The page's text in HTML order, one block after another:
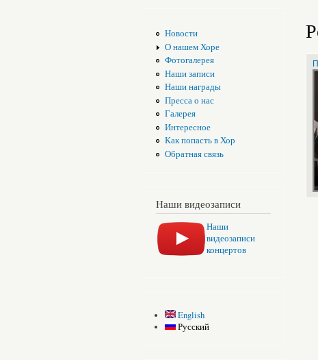
Новости
О нашем Хоре
Фотогалерея
Наши записи
Наши награды
Пресса о нас
Галерея
Интересное
Как попасть в Хор
Обратная связь
Наши видеозаписи
Наши
видеозаписи
концертов
English
Русский